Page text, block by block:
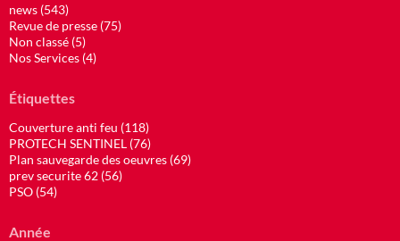
news (543)
Revue de presse (75)
Non classé (5)
Nos Services (4)
Étiquettes
Couverture anti feu (118)
PROTECH SENTINEL (76)
Plan sauvegarde des oeuvres (69)
prev securite 62 (56)
PSO (54)
Année